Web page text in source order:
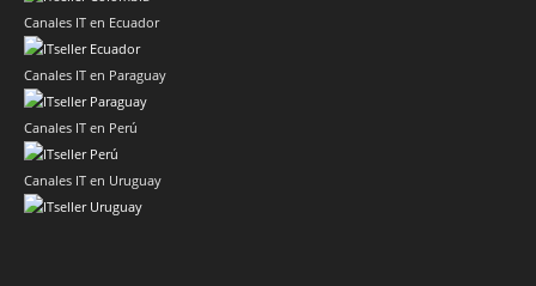
Canales IT en Ecuador
Canales IT en Paraguay
Canales IT en Perú
Canales IT en Uruguay